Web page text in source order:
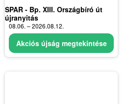
SPAR - Bp. XIII. Országbíró út
újranyitás
08.06. – 2026.08.12.
Akciós újság megtekintése